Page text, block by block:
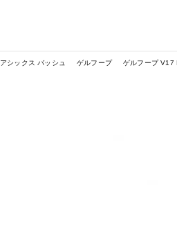
アシックス バッシュ ゲルフープ ゲルフープ V17